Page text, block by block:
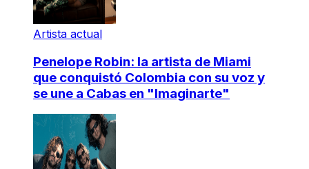
Artista actual
Penelope Robin: la artista de Miami
que conquistó Colombia con su voz y
se une a Cabas en "Imaginarte"